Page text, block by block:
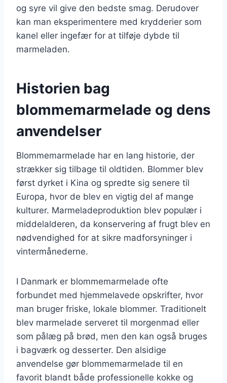
og syre vil give den bedste smag. Derudover
kan man eksperimentere med krydderier som
kanel eller ingefær for at tilføje dybde til
marmeladen.
Historien bag
blommemarmelade og dens
anvendelser
Blommemarmelade har en lang historie, der
strækker sig tilbage til oldtiden. Blommer blev
først dyrket i Kina og spredte sig senere til
Europa, hvor de blev en vigtig del af mange
kulturer. Marmeladeproduktion blev populær i
middelalderen, da konservering af frugt blev en
nødvendighed for at sikre madforsyninger i
vintermånederne.
I Danmark er blommemarmelade ofte
forbundet med hjemmelavede opskrifter, hvor
man bruger friske, lokale blommer. Traditionelt
blev marmelade serveret til morgenmad eller
som pålæg på brød, men den kan også bruges
i bagværk og desserter. Den alsidige
anvendelse gør blommemarmelade til en
favorit blandt både professionelle kokke og